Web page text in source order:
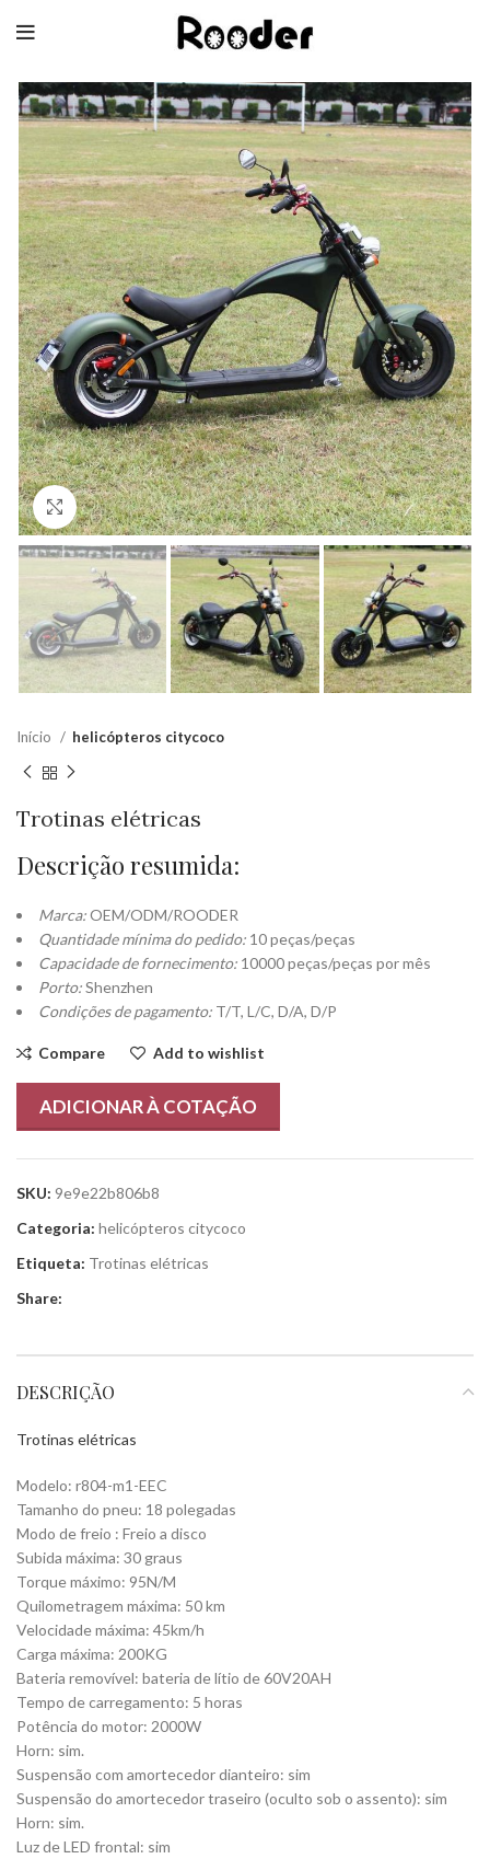
Click to enlarge
Início helicópteros citycoco
Trotinas elétricas
Descrição resumida:
Marca:OEM/ODM/ROODER
Quantidade mínima do pedido: 10 peças/peças
Capacidade de fornecimento: 10000 peças/peças por mês
Porto:Shenzhen
Condições de pagamento: T/T, L/C, D/A, D/P
Compare Add to wishlist
ADICIONAR À COTAÇÃO
SKU: 9e9e22b806b8
Categoria: helicópteros citycoco
Etiqueta: Trotinas elétricas
Share:
DESCRIÇÃO
Trotinas elétricas
Modelo: r804-m1-EEC
Tamanho do pneu: 18 polegadas
Modo de freio : Freio a disco
Subida máxima: 30 graus
Torque máximo: 95N/M
Quilometragem máxima: 50 km
Velocidade máxima: 45km/h
Carga máxima: 200KG
Bateria removível: bateria de lítio de 60V20AH
Tempo de carregamento: 5 horas
Potência do motor: 2000W
Horn: sim.
Suspensão com amortecedor dianteiro: sim
Suspensão do amortecedor traseiro (oculto sob o assento): sim
Horn: sim.
Luz de LED frontal: sim